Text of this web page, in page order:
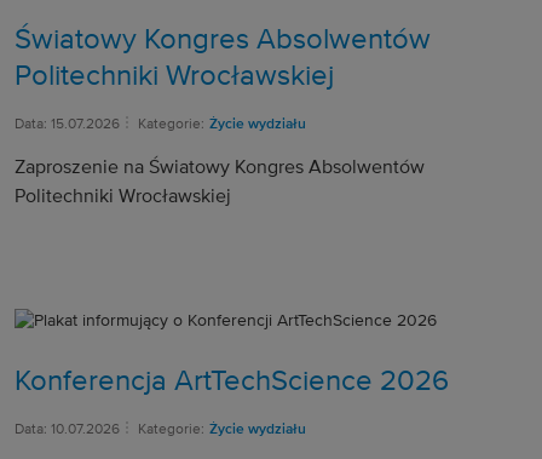
Światowy Kongres Absolwentów
Politechniki Wrocławskiej
Data: 15.07.2026 Kategorie: Życie wydziału
Zaproszenie na Światowy Kongres Absolwentów
Politechniki Wrocławskiej
Konferencja ArtTechScience 2026
Data: 10.07.2026 Kategorie: Życie wydziału